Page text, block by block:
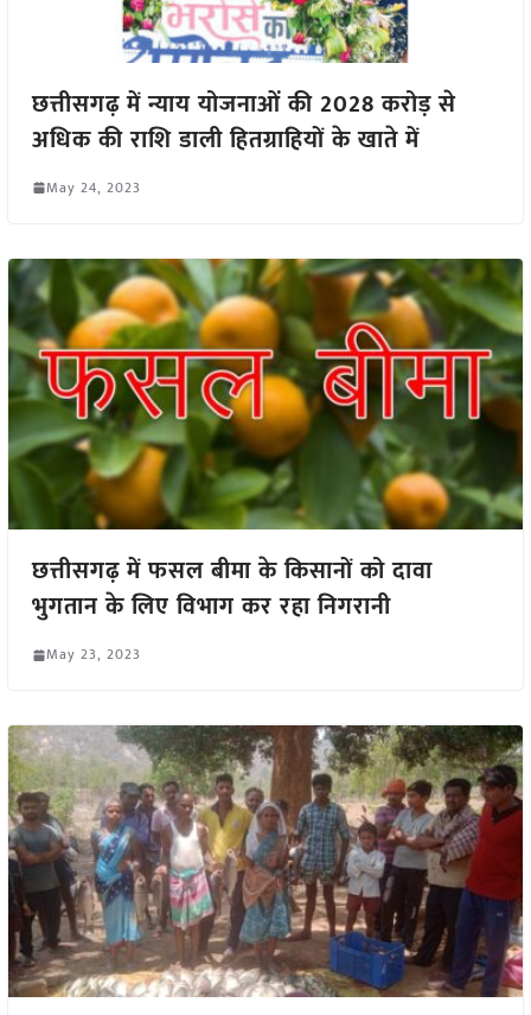
छत्तीसगढ़ में न्याय योजनाओं की 2028 करोड़ से
अधिक की राशि डाली हितग्राहियों के खाते में
May 24, 2023
छत्तीसगढ़ में फसल बीमा के किसानों को दावा
भुगतान के लिए विभाग कर रहा निगरानी
May 23, 2023